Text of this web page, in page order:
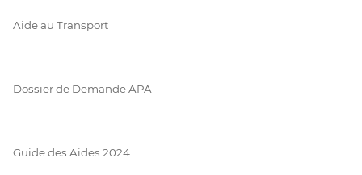
Aide au Transport
Dossier de Demande APA
Guide des Aides 2024